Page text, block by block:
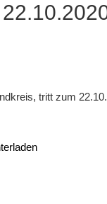
tritt zum